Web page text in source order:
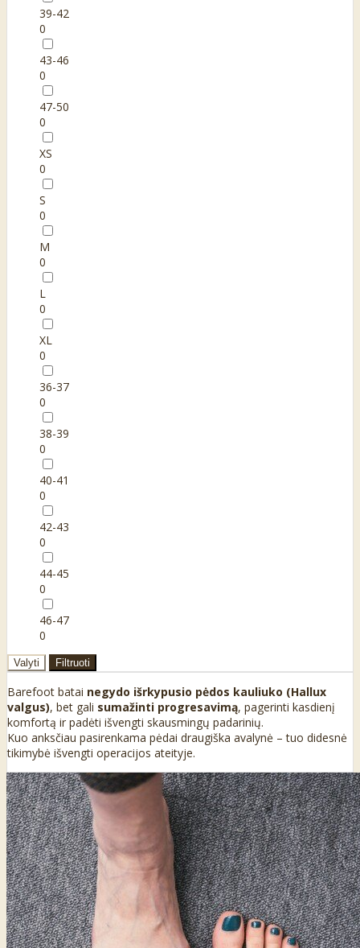
39-42
0
43-46
0
47-50
0
XS
0
S
0
M
0
L
0
XL
0
36-37
0
38-39
0
40-41
0
42-43
0
44-45
0
46-47
0
Valyti Filtruoti
Barefoot batai negydo išrkypusio pėdos kauliuko (Hallux
valgus), bet gali sumažinti progresavimą, pagerinti kasdienį
komfortą ir padėti išvengti skausmingų padarinių.
Kuo anksčiau pasirenkama pėdai draugiška avalynė – tuo didesnė
tikimybė išvengti operacijos ateityje.